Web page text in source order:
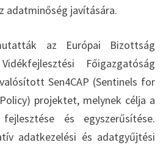
adatminőség javítására.
az Európai Bizottság
Főigazgatóság
Sen4CAP (Sentinels for
projektet, melynek célja a
és egyszerűsítése.
adatkezelési és adatgyűjtési